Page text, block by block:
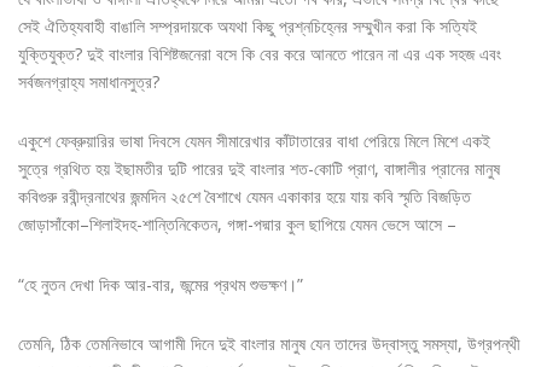
সেই ঐতিহ্যবাহী বাঙালি সম্প্রদায়কে অযথা কিছু প্রশ্নচিহ্নের সম্মুখীন করা কি সত্যিই
যুক্তিযুক্ত? দুই বাংলার বিশিষ্টজনেরা বসে কি বের করে আনতে পারেন না এর এক সহজ এবং
সর্বজনগ্রাহ্য সমাধানসুত্র?
একুশে ফেব্রুয়ারির ভাষা দিবসে যেমন সীমারেখার কাঁটাতারের বাধা পেরিয়ে মিলে মিশে একই
সুত্রে গ্রথিত হয় ইছামতীর দুটি পারের দুই বাংলার শত-কোটি প্রাণ, বাঙ্গালীর প্রানের মানুষ
কবিগুরু রবীন্দ্রনাথের জন্মদিন ২৫শে বৈশাখে যেমন একাকার হয়ে যায় কবি স্মৃতি বিজড়িত
জোড়াসাঁকো–শিলাইদহ-শান্তিনিকেতন, গঙ্গা-পদ্মার কুল ছাপিয়ে যেমন ভেসে আসে –
“হে নুতন দেখা দিক আর-বার, জন্মের প্রথম শুভক্ষণ।”
তেমনি, ঠিক তেমনিভাবে আগামী দিনে দুই বাংলার মানুষ যেন তাদের উদ্বাস্তু সমস্যা, উগ্রপন্থী